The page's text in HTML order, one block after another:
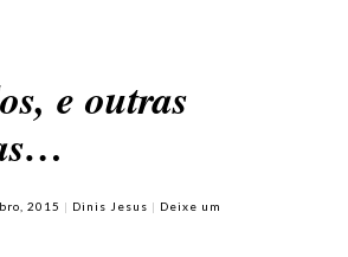
e outras
2015 Dinis Jesus
Deixe um